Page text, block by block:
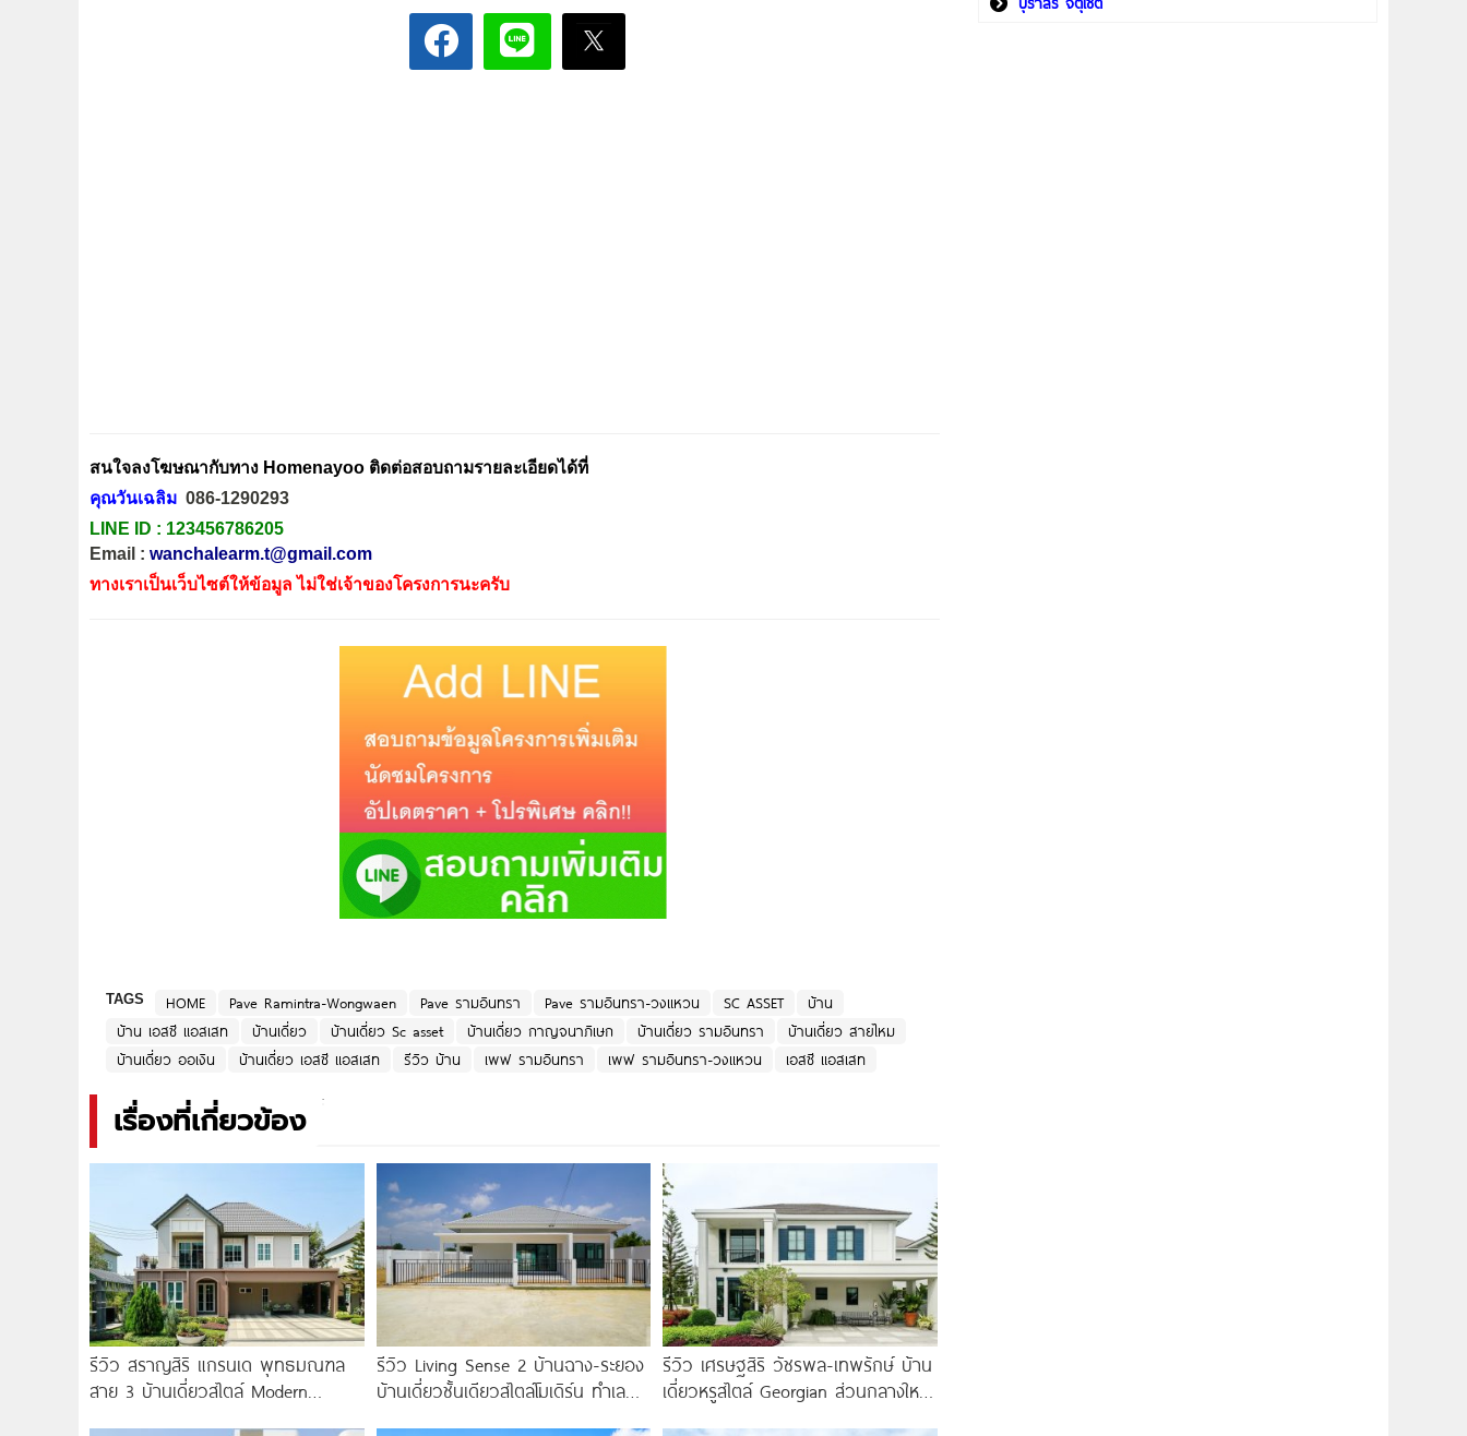
สนใจลงโฆษณากับทาง Homenayoo ติดต่อสอบถามรายละเอียดได้ที่
คุณวันเฉลิม 086-1290293
LINE ID : 123456786205
Email : wanchalearm.t@gmail.com
ทางเราเป็นเว็บไซต์ให้ข้อมูล ไม่ใช่เจ้าของโครงการนะครับ
TAGS HOME Pave Ramintra-Wongwaen Pave รามอินทรา Pave รามอินทรา-วงแหวน SC ASSET
บ้าน
บ้าน เอสซี แอสเสท
บ้านเดี่ยว บ้านเดี่ยว Sc asset บ้านเดี่ยว กาญจนาภิเษก บ้านเดี่ยว รามอินทรา
บ้านเดี่ยว สายไหม
บ้านเดี่ยว ออเงิน
บ้านเดี่ยว เอสซี แอสเสท รีวิว บ้าน เพฟ รามอินทรา เพฟ รามอินทรา-วงแหวน เอสซี แอสเสท
เรื่องที่เกี่ยวข้อง
รีวิว สราญสิริ แกรนเด พุทธมณฑล
สาย 3 บ้านเดี่ยวสไตล์ Modern
รีวิว Living Sense 2 บ้านฉาง-ระยอง
บ้านเดี่ยวชั้นเดียวสไตล์โมเดิร์น ทำเล
รีวิว เศรษฐสิริ วัชรพล-เทพรักษ์ บ้าน
เดี่ยวหรูสไตล์ Georgian ส่วนกลางใหญ่